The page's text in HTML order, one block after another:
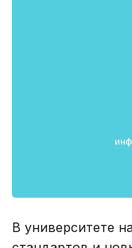
В университете